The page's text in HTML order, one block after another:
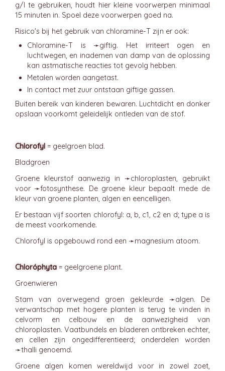
g/l te gebruiken, houdt hier kleine voorwerpen minimaal
15 minuten in. Spoel deze voorwerpen goed na.
Risico's bij het gebruik van chloramine-T zijn er ook:
Chloramine-T is ➛giftig. Het irriteert ogen en
luchtwegen, en inademen van damp van de oplossing
kan astmatische reacties tot gevolg hebben.
Metalen worden aangetast.
In contact met zuur ontstaan giftige gassen.
Buiten bereik van kinderen bewaren. Luchtdicht en donker
opslaan voorkomt geleidelijk ontleden van de stof.
Chlorofyl = geelgroen blad.
Bladgroen
Groene kleurstof aanwezig in ➛chloroplasten, gebruikt
voor ➛fotosynthese. De groene kleur bepaalt mede de
kleur van groene planten, algen en eencelligen.
Er bestaan vijf soorten chlorofyl: a, b, c1, c2 en d; type a is
de meest voorkomende.
Chlorofyl is opgebouwd rond een ➛magnesium atoom.
Chloróphyta = geelgroene plant.
Groenwieren
Stam van overwegend groen gekleurde ➛algen. De
verwantschap met hogere planten is terug te vinden in
celvorm en celbouw en de aanwezigheid van
chloroplasten. Vaatbundels en bladeren ontbreken echter,
en cellen zijn ongedifferentieerd; onderdelen worden
➛thalli genoemd.
Groene algen komen wereldwijd voor in zowel zoet,